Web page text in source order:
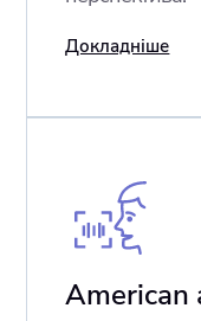
Докладніше
American